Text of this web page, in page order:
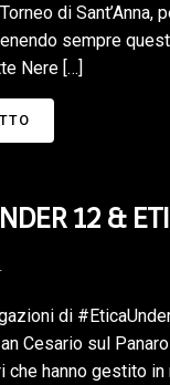
di
sempre
Nere […]
12 &
di
Cesario sul
che hanno gestito